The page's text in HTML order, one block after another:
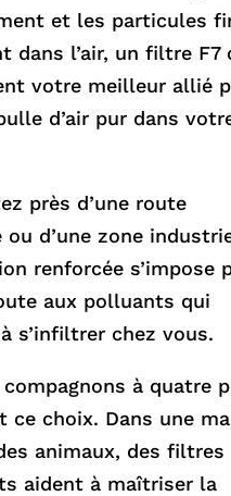
et les particules
dans l’air, un filtre F7
votre meilleur allié
d’air pur dans
près d’une route
ou d’une zone
renforcée s’impose
aux polluants qui
s’infiltrer chez vous.
compagnons à quatre
ce choix. Dans une
animaux, des filtres
aident à maîtriser la